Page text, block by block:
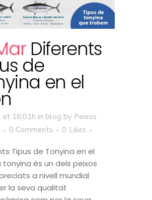
Diferents
de
en el
at 16:01h in blog by Peixos
0 Comments 0 Likes
Tipus de Tonyina en el
tonyina és un dels peixos
a nivell mundial
la seva qualitat